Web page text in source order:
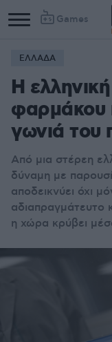
Games
ΕΛΛΑΔΑ
Η
φαρμάκου
γωνιά του
Από μια στέρεη
δύναμη με
αποδεικνύει όχι
αδιαπραγμάτευτο
η χώρα κρύβει